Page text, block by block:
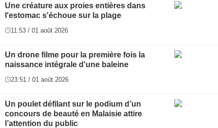
Une créature aux proies entières dans
l'estomac s'échoue sur la plage
11:53 / 01 août 2026
Un drone filme pour la première fois la
naissance intégrale d'une baleine
23:51 / 01 août 2026
Un poulet défilant sur le podium d’un
concours de beauté en Malaisie attire
l’attention du public